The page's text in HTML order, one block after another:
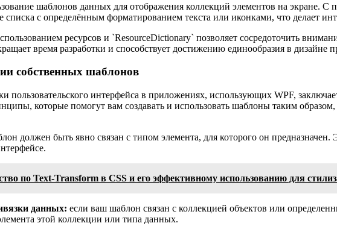
шаблонов данных для отображения коллекций элементов на экране. С
списка с определённым форматированием текста или иконками, что делает
ресурсов и `ResourceDictionary` позволяет сосредоточить
время разработки и способствует достижению единообразия в дизайне
собственных шаблонов
пользовательского интерфейса в приложениях, использующих WPF,
которые помогут вам создавать и использовать шаблоны таким
должен быть явно связан с типом элемента, для которого он предназначен.
по Text-Transform в CSS и его эффективному использованию для
данных: если ваш шаблон связан с коллекцией объектов или
этой коллекции или типа данных.